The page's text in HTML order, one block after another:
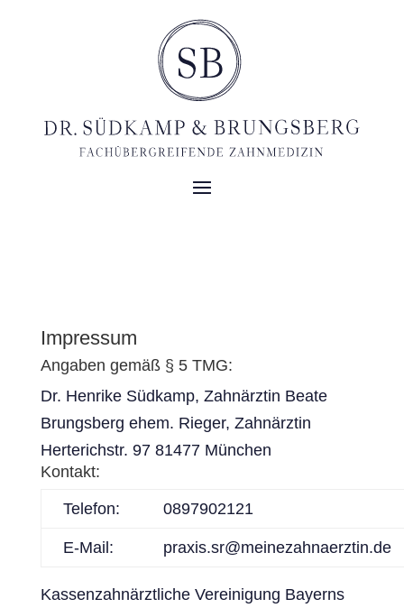
Impressum
Angaben gemäß § 5 TMG:
Dr. Henrike Südkamp, Zahnärztin Beate
Brungsberg ehem. Rieger, Zahnärztin
Herterichstr. 97 81477 München
Kontakt:
Telefon: 0897902121
E-Mail: praxis.sr@meinezahnaerztin.de
Kassenzahnärztliche Vereinigung Bayerns